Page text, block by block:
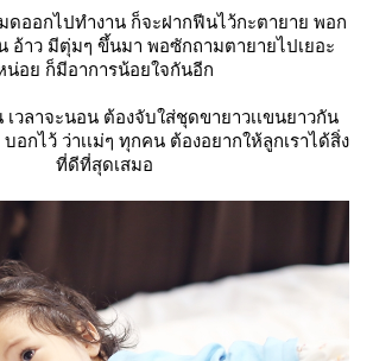
ดออกไปทำงาน ก็จะฝากฟีนไว้กะตายาย พอก
อ้าว มีตุ่มๆ ขึ้นมา พอซักถามตายายไปเยอะ
น่อย ก็มีอาการน้อยใจกันอีก
วลาจะนอน ต้องจับใส่ชุดขายาวเเขนยาวกัน
กไว้ ว่าเเม่ๆ ทุกคน ต้องอยากให้ลูกเราได้สิ่ง
ที่ดีที่สุดเสมอ